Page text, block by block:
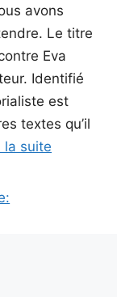
avons
Le titre
Eva
Identifié
est
textes qu’il
la suite